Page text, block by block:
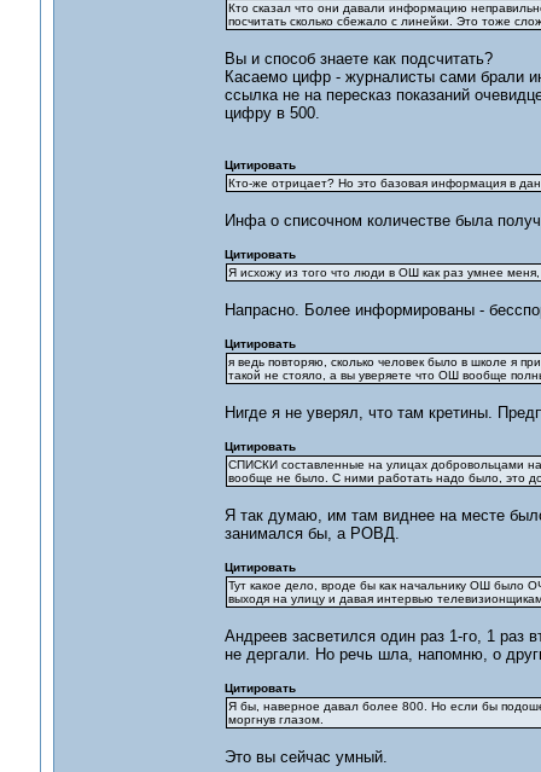
Кто сказал что они давали информацию
посчитать сколько сбежало с линейки. Это тоже
Вы и способ знаете как подсчитать?
Касаемо цифр - журналисты сами брали
ссылка не на пересказ показаний
цифру в 500.
Цитировать
Кто-же отрицает? Но это базовая информация в
Инфа о списочном количестве была
Цитировать
Я исхожу из того что люди в ОШ как раз умнее меня,
Напрасно. Более информированы -
Цитировать
я ведь повторяю, сколько человек было в школе я
такой не стояло, а вы уверяете что ОШ вообще
Нигде я не уверял, что там кретины.
Цитировать
СПИСКИ составленные на улицах добровольцами
вообще не было. С ними работать надо было, это
Я так думаю, им там виднее на месте
занимался бы, а РОВД.
Цитировать
Тут какое дело, вроде бы как начальнику ОШ было
выходя на улицу и давая интервью
Андреев засветился один раз 1-го, 1 раз
не дергали. Но речь шла, напомню, о
Цитировать
Я бы, наверное давал более 800. Но если бы
моргнув глазом.
Это вы сейчас умный.